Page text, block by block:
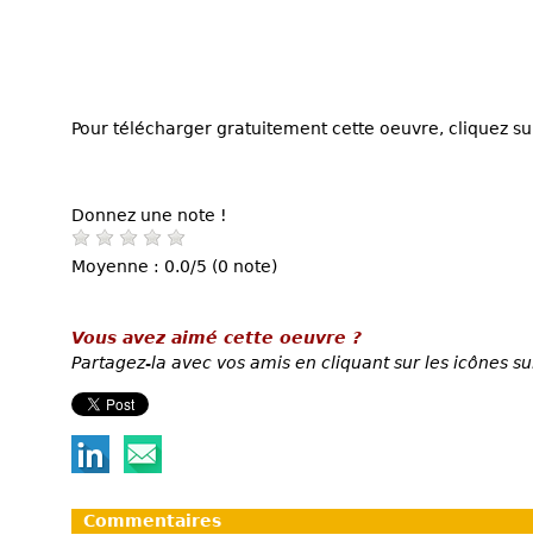
Pour télécharger gratuitement cette oeuvre, cliquez
Donnez une note !
Moyenne : 0.0/5 (0 note)
Vous avez aimé cette oeuvre ?
Partagez-la avec vos amis en cliquant sur les icônes
Commentaires